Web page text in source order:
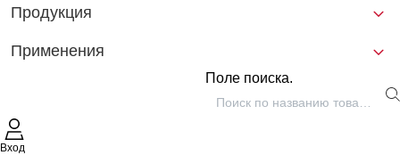
Продукция
Применения
Поле поиска.
Вход